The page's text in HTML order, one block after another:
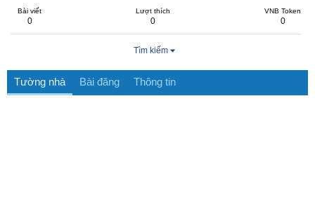
Bài viết
0
Lượt thích
0
VNB Token
0
Tìm kiếm
Tường nhà Bài đăng Thông tin